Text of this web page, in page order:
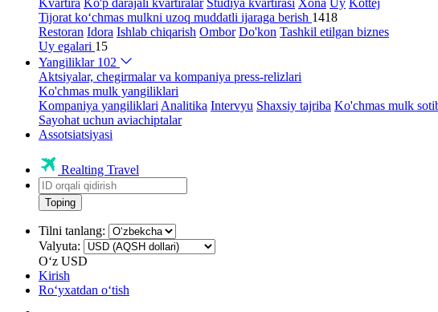
Kvartira Ko'p darajali kvartiralar Studiya kvartirasi Xona Uy Kottej
Tijorat ko‘chmas mulkni uzoq muddatli ijaraga berish 1418
Restoran Idora Ishlab chiqarish Ombor Do'kon Tashkil etilgan biznes
Uy egalari 15
Yangiliklar 102
Aktsiyalar, chegirmalar va kompaniya press-relizlari
Ko'chmas mulk yangiliklari
Kompaniya yangiliklari Analitika Intervyu Shaxsiy tajriba Ko'chmas mulk
Sayohat uchun aviachiptalar
Assotsiatsiyasi
Realting Travel
Toping
Tilni tanlang:
Valyuta:
Oʻz USD
Kirish
Roʻyxatdan oʻtish